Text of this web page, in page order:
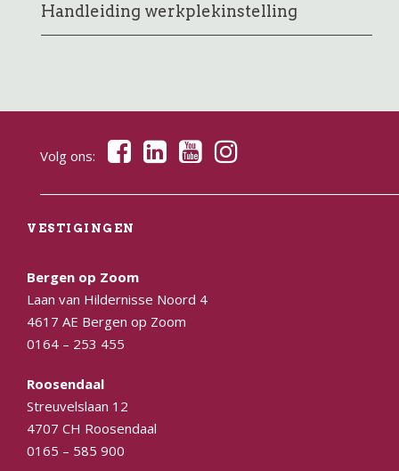
Handleiding werkplekinstelling
Volg ons:
VESTIGINGEN
Bergen op Zoom
Laan van Hildernisse Noord 4
4617 AE Bergen op Zoom
0164 – 253 455
Roosendaal
Streuvelslaan 12
4707 CH Roosendaal
0165 – 585 900